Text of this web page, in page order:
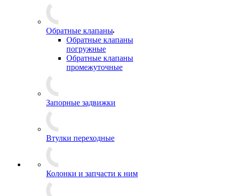
Обратные клапаны
Обратные клапаны
погружные
Обратные клапаны
промежуточные
Запорные задвижки
Втулки переходные
Колонки и запчасти к ним